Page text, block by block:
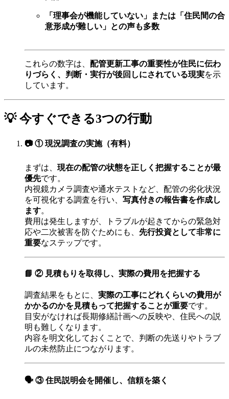
「理事会が機能していない」または「住民間の合
意形成が難しい」との声も多数
これらの数字は、 配管更新工事の重要性が住民に伝わ
りづらく、判断・実行が後回しにされている現実を示
しています。
💡 今すぐできる3つの行動
📷 ① 現況調査の実施（有料）
まずは、 現在の配管の状態を正しく把握することが最
優先です。
内視鏡カメラ調査や通水テストなど、配管の劣化状況
を可視化する調査を行い、 写真付きの報告書を作成し
ます。
費用は発生しますが、トラブルが起きてからの緊急対
応や二次被害を防ぐためにも、 先行投資として非常に
重要なステップです。
📘 ② 見積もりを取得し、実際の費用を把握する
調査結果をもとに、 実際の工事にどれくらいの費用が
かかるのかを見積もって把握することが重要です。
目安がなければ長期修繕計画への反映や、住民への説
明も難しくなります。
内容を明文化しておくことで、判断の先送りやトラブ
ルの未然防止につながります。
🗣 ③ 住民説明会を開催し、信頼を築く